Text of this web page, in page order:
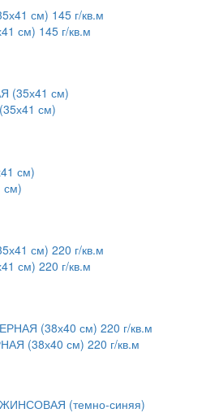
см) 145 г/кв.м
см)
см)
см) 220 г/кв.м
(38х40 см) 220 г/кв.м